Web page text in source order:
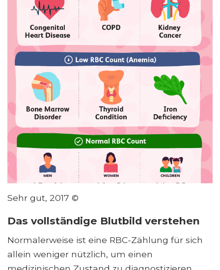
Sehr gut, 2017 ©
Das vollständige Blutbild verstehen
Normalerweise ist eine RBC-Zählung für sich
allein weniger nützlich, um einen